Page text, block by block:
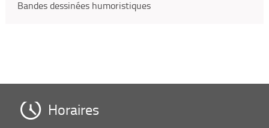
Bandes dessinées humoristiques
Horaires